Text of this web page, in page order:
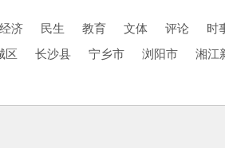
经济 民生 教育 文体 评论 时
区 长沙县 宁乡市 浏阳市 湘江